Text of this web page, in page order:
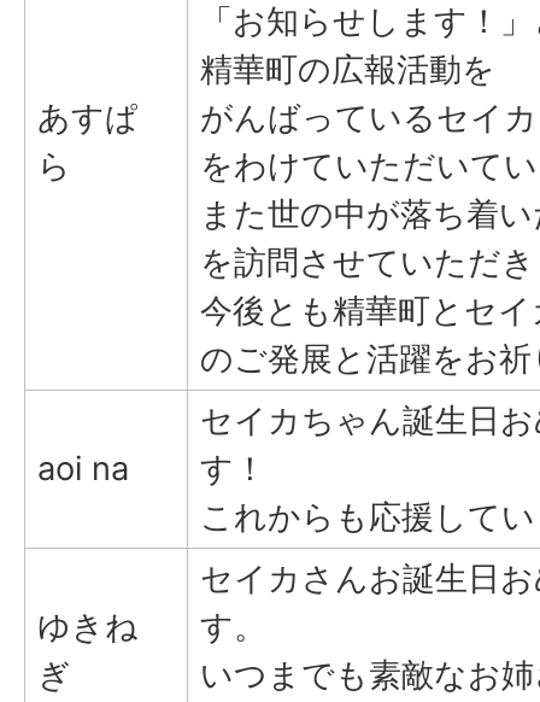
あすぱ
ら
「お知らせします！
精華町の広報活動を
がんばっているセイ
をわけていただいて
また世の中が落ち着
を訪問させていただ
今後とも精華町とセ
のご発展と活躍をお
aoi na
セイカちゃん誕生日
す！
これからも応援して
ゆきね
ぎ
セイカさんお誕生日
す。
いつまでも素敵なお